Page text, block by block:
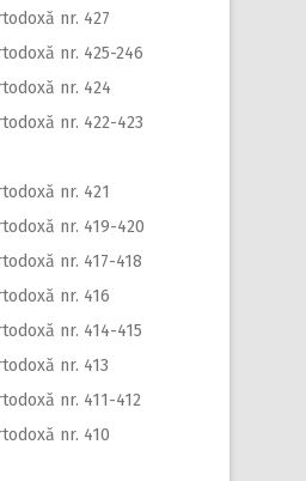
nr. 427
nr. 425-246
nr. 424
nr. 422-423
nr. 421
nr. 419-420
nr. 417-418
nr. 416
nr. 414-415
nr. 413
nr. 411-412
nr. 410